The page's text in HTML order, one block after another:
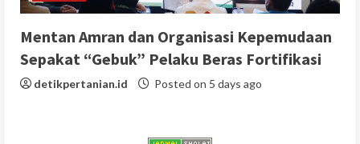
Mentan Amran dan Organisasi Kepemudaan
Sepakat “Gebuk” Pelaku Beras Fortifikasi
detikpertanian.id Posted on 5 days ago